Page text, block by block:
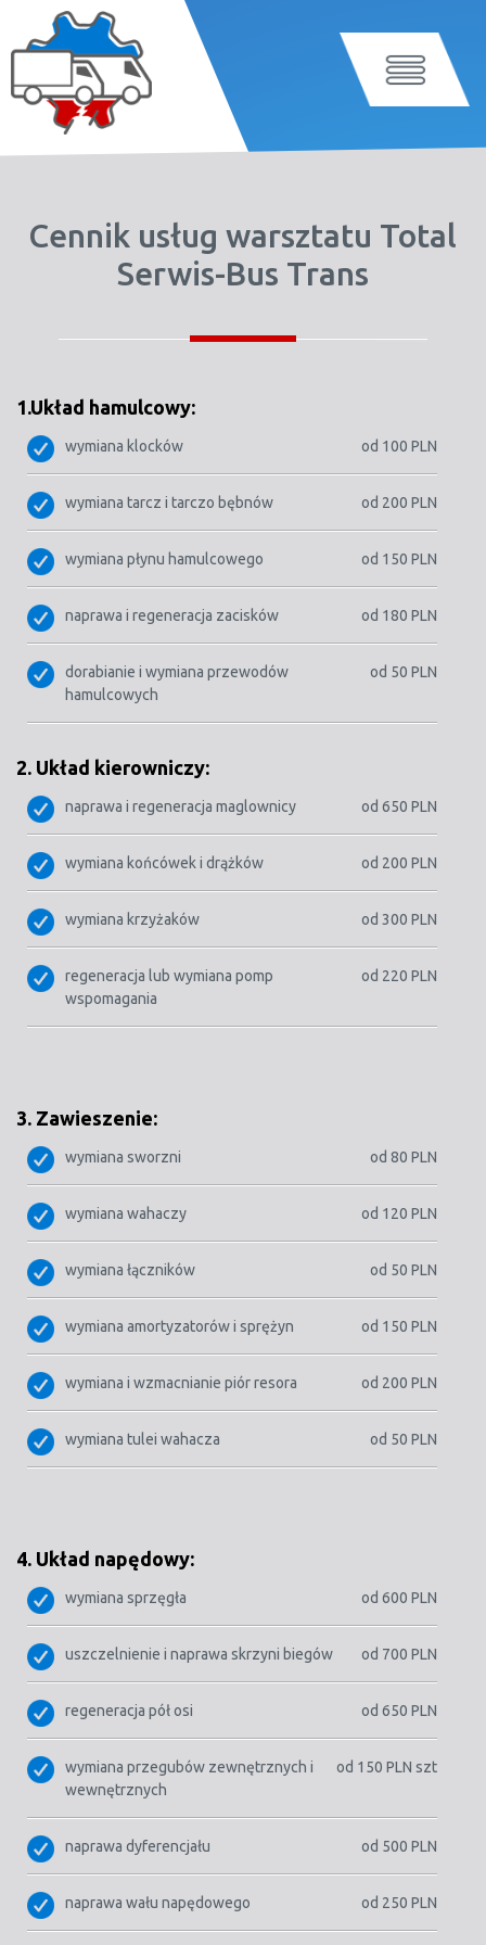
Cennik usług warsztatu Total
Serwis-Bus Trans
1.Układ hamulcowy:
od 100 PLN
wymiana klocków
od 200 PLN
wymiana tarcz i tarczo bębnów
od 150 PLN
wymiana płynu hamulcowego
od 180 PLN
naprawa i regeneracja zacisków
od 50 PLN
dorabianie i wymiana przewodów
hamulcowych
2. Układ kierowniczy:
od 650 PLN
naprawa i regeneracja maglownicy
od 200 PLN
wymiana końcówek i drążków
od 300 PLN
wymiana krzyżaków
od 220 PLN
regeneracja lub wymiana pomp
wspomagania
3. Zawieszenie:
od 80 PLN
wymiana sworzni
od 120 PLN
wymiana wahaczy
od 50 PLN
wymiana łączników
od 150 PLN
wymiana amortyzatorów i sprężyn
od 200 PLN
wymiana i wzmacnianie piór resora
od 50 PLN
wymiana tulei wahacza
4. Układ napędowy:
od 600 PLN
wymiana sprzęgła
od 700 PLN
uszczelnienie i naprawa skrzyni biegów
od 650 PLN
regeneracja pół osi
od 150 PLN szt
wymiana przegubów zewnętrznych i
wewnętrznych
od 500 PLN
naprawa dyferencjału
od 250 PLN
naprawa wału napędowego